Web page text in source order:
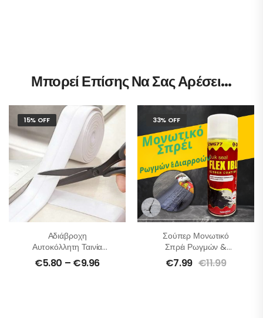
Μπορεί Επίσης Να Σας Αρέσει…
15% OFF
Αδιάβροχη
Αυτοκόλλητη Ταινία
Αρμών Στεγανοποιητική
€5.80 – €9.96
33% OFF
Σούπερ Μονωτικό
Σπρέι Ρωγμών &
Διαρροών
€7.99 €11.99